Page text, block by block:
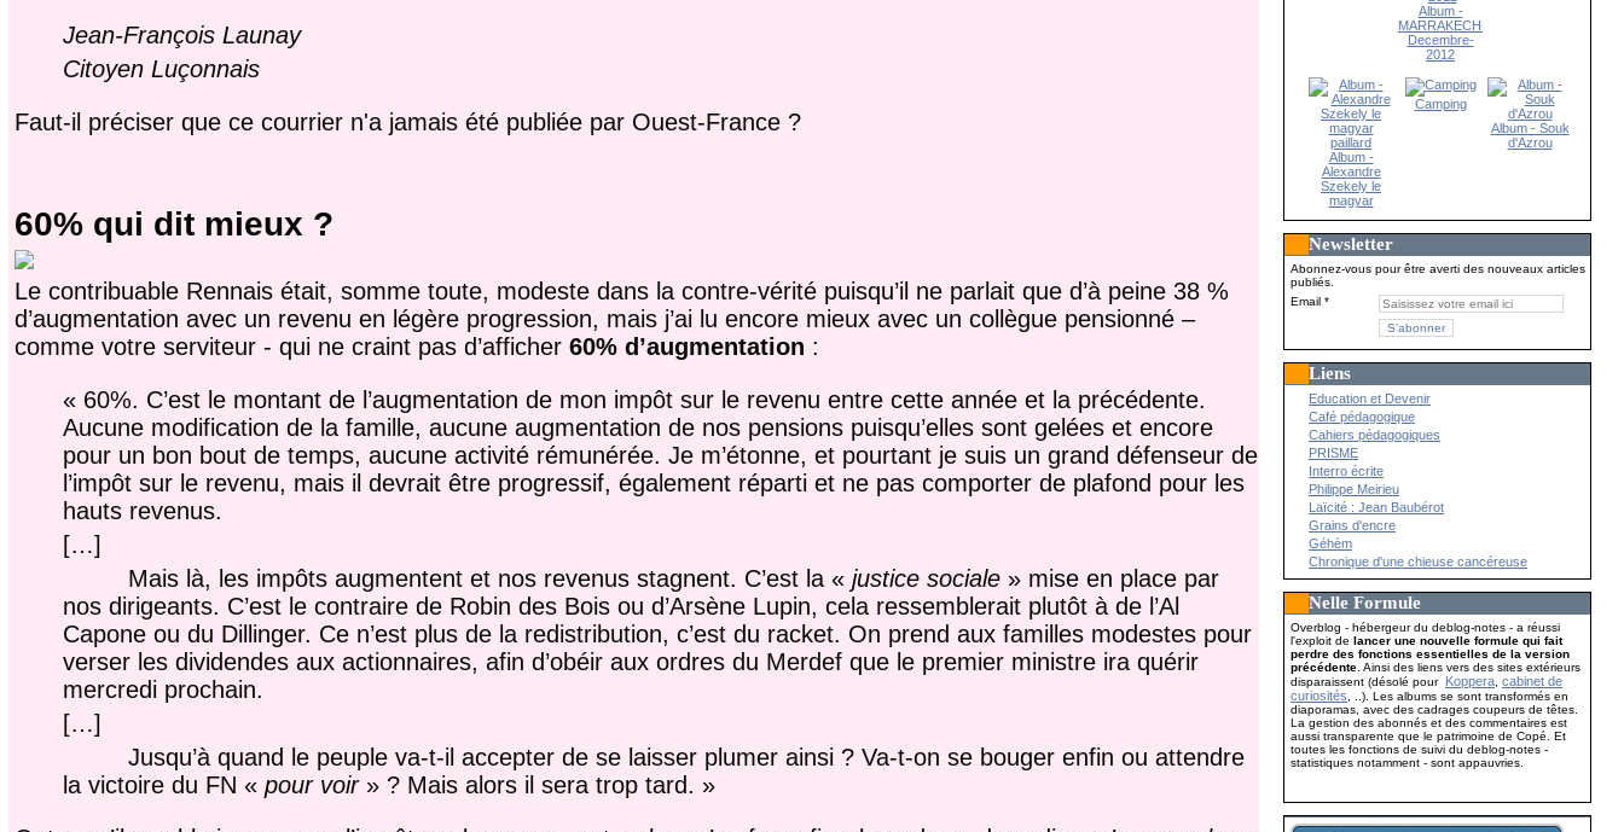
Jean-François Launay
Citoyen Luçonnais
Faut-il préciser que ce courrier n'a jamais été publiée par Ouest-France ?
60% qui dit mieux ?
Le contribuable Rennais était, somme toute, modeste dans la contre-vérité puisqu’il ne parlait que d’à peine 38 %
d’augmentation avec un revenu en légère progression, mais j’ai lu encore mieux avec un collègue pensionné –
comme votre serviteur - qui ne craint pas d’afficher 60% d’augmentation :
« 60%. C’est le montant de l’augmentation de mon impôt sur le revenu entre cette année et la précédente.
Aucune modification de la famille, aucune augmentation de nos pensions puisqu’elles sont gelées et encore
pour un bon bout de temps, aucune activité rémunérée. Je m’étonne, et pourtant je suis un grand défenseur de
l’impôt sur le revenu, mais il devrait être progressif, également réparti et ne pas comporter de plafond pour les
hauts revenus.
[…]
Mais là, les impôts augmentent et nos revenus stagnent. C’est la « justice sociale» mise en place par
nos dirigeants. C’est le contraire de Robin des Bois ou d’Arsène Lupin, cela ressemblerait plutôt à de l’Al
Capone ou du Dillinger. Ce n’est plus de la redistribution, c’est du racket. On prend aux familles modestes pour
verser les dividendes aux actionnaires, afin d’obéir aux ordres du Merdef que le premier ministre ira quérir
mercredi prochain.
[…]
Jusqu’à quand le peuple va-t-il accepter de se laisser plumer ainsi ? Va-t-on se bouger enfin ou attendre
la victoire du FN « pour voir » ? Mais alors il sera trop tard. »
Album -
MARRAKECH-
Decembre-
2012
Album -
Alexandre
Szekely le
magyar
Camping
Album - Souk
d'Azrou
Newsletter
Abonnez-vous pour être averti des nouveaux articles
publiés.
Email
Liens
Education et Devenir
Café pédagogique
Cahiers pédagogiques
PRISME
Interro écrite
Philippe Meirieu
Laïcité : Jean Baubérot
Grains d'encre
Géhèm
Chronique d'une chieuse cancéreuse
Nelle Formule
Overblog - hébergeur du deblog-notes - a réussi
l'exploit delancer une nouvelle formule qui fait
perdre des fonctions essentielles de la version
précédente . Ainsi des liens vers des sites extérieurs
disparaissent (désolé pour Koppera ,cabinet de
curiosités , ..). Les albums se sont transformés en
diaporamas, avec des cadrages coupeurs de têtes.
La gestion des abonnés et des commentaires est
aussi transparente que le patrimoine de Copé. Et
toutes les fonctions de suivi du deblog-notes -
statistiques notamment - sont appauvries.